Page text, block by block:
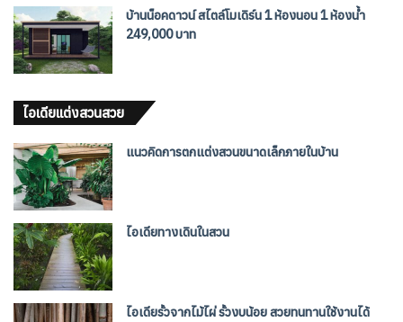
บ้านน็อคดาวน์ สไตล์โมเดิร์น 1 ห้องนอน 1 ห้องน้ำ
249,000 บาท
ไอเดียแต่งสวนสวย
แนวคิดการตกแต่งสวนขนาดเล็กภายในบ้าน
ไอเดียทางเดินในสวน
ไอเดียรั้วจากไม้ไผ่ รั้วงบน้อย สวยทนทานใช้งานได้